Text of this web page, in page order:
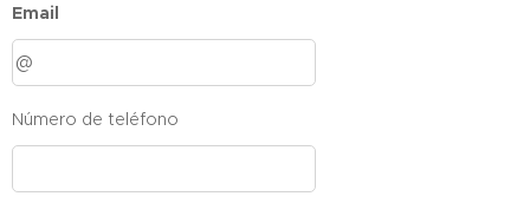
Email
Número de teléfono